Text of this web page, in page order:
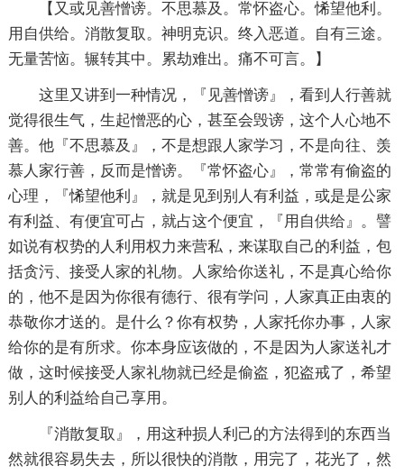
【又或见善憎谤。不思慕及。常怀盗心。悕望他利。
用自供给。消散复取。神明克识。终入恶道。自有三途。
无量苦恼。辗转其中。累劫难出。痛不可言。】
这里又讲到一种情况，『见善憎谤』，看到人行善就
觉得很生气，生起憎恶的心，甚至会毁谤，这个人心地不
善。他『不思慕及』，不是想跟人家学习，不是向往、羡
慕人家行善，反而是憎谤。『常怀盗心』，常常有偷盗的
心理，『悕望他利』，就是见到别人有利益，或是是公家
有利益、有便宜可占，就占这个便宜，『用自供给』。譬
如说有权势的人利用权力来营私，来谋取自己的利益，包
括贪污、接受人家的礼物。人家给你送礼，不是真心给你
的，他不是因为你很有德行、很有学问，人家真正由衷的
恭敬你才送的。是什么？你有权势，人家托你办事，人家
给你的是有所求。你本身应该做的，不是因为人家送礼才
做，这时候接受人家礼物就已经是偷盗，犯盗戒了，希望
别人的利益给自己享用。
『消散复取』，用这种损人利己的方法得到的东西当
然就很容易失去，所以很快的消散，用完了，花光了，然